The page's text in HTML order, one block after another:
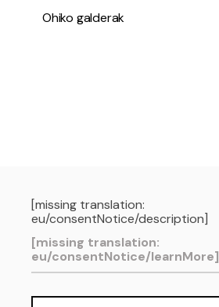
Ohiko galderak
[missing translation:
eu/consentNotice/description]
[missing translation:
eu/consentNotice/learnMore]